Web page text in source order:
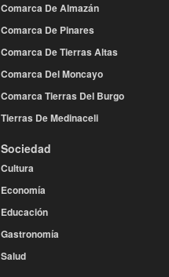
Comarca De Almazán
Comarca De Pinares
Comarca De Tierras Altas
Comarca Del Moncayo
Comarca Tierras Del Burgo
Tierras De Medinaceli
Sociedad
Cultura
Economía
Educación
Gastronomía
Salud